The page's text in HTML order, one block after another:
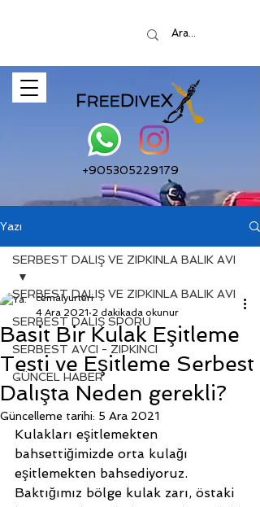
+905305229179
Yazı
SERBEST DALIŞ VE ZIPKINLA BALIK AVI
SERBEST DALIŞ SPORU
SERBEST AVCI - ZIPKINCI
GÜNCEL HABER
SERBEST DALIŞ VE ZIPKINLA BALIK AVI
Basit Bir Kulak Eşitleme
Testi ve Eşitleme Serbest
Dalışta Neden gerekli?
cemalyurteri
4 Ara 2021 2 dakikada okunur
Güncelleme tarihi: 5 Ara 2021
Kulakları eşitlemekten
bahsettiğimizde orta kulağı
eşitlemekten bahsediyoruz.
Baktığımız bölge kulak zarı, östaki